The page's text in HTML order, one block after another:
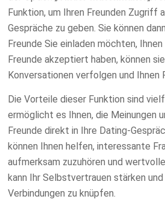
Funktion, um Ihren Freunden Zugriff
Gespräche zu geben. Sie können
Freunde Sie einladen möchten,
Freunde akzeptiert haben, können
Konversationen verfolgen und Ihnen
Die Vorteile dieser Funktion sind
ermöglicht es Ihnen, die Meinungen
Freunde direkt in Ihre Dating-
können Ihnen helfen, interessante
aufmerksam zuzuhören und
kann Ihr Selbstvertrauen stärken
Verbindungen zu knüpfen.